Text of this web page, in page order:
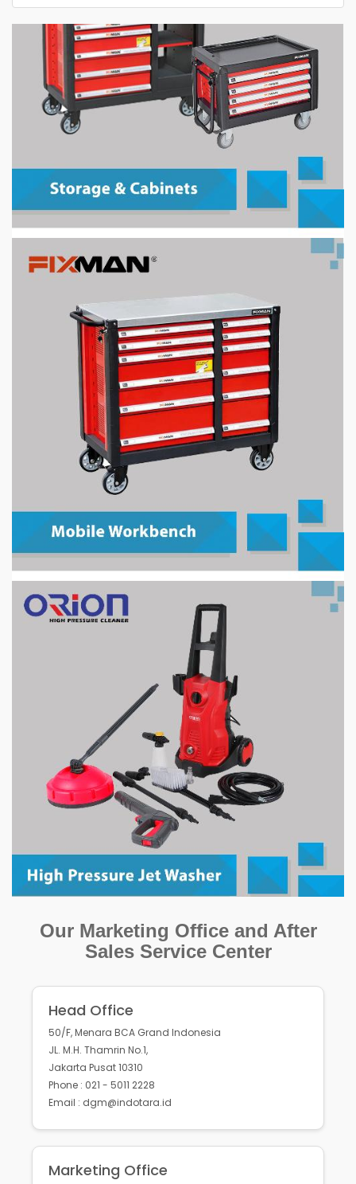
Our Marketing Office and After
Sales Service Center
Head Office
50/F, Menara BCA Grand Indonesia
JL. M.H. Thamrin No.1,
Jakarta Pusat 10310
Phone : 021 - 5011 2228
Email : dgm@indotara.id
Marketing Office